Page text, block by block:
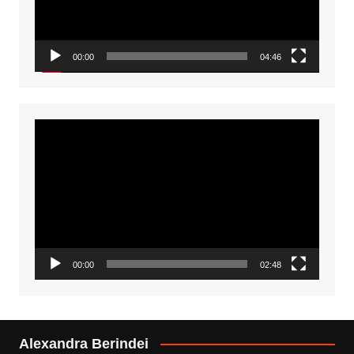
00:00 04:46
00:00 02:48
Alexandra Berindei